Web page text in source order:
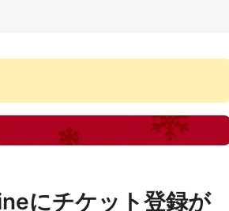
にチケット登録が